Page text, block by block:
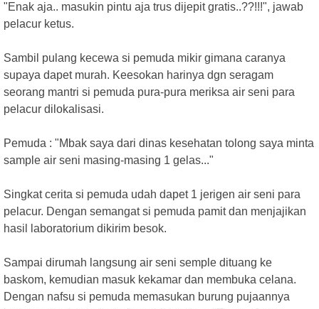
"Enak aja.. masukin pintu aja trus dijepit gratis..??!!!", jawab
pelacur ketus.
Sambil pulang kecewa si pemuda mikir gimana caranya
supaya dapet murah. Keesokan harinya dgn seragam
seorang mantri si pemuda pura-pura meriksa air seni para
pelacur dilokalisasi.
Pemuda : "Mbak saya dari dinas kesehatan tolong saya minta
sample air seni masing-masing 1 gelas..."
Singkat cerita si pemuda udah dapet 1 jerigen air seni para
pelacur. Dengan semangat si pemuda pamit dan menjajikan
hasil laboratorium dikirim besok.
Sampai dirumah langsung air seni semple dituang ke
baskom, kemudian masuk kekamar dan membuka celana.
Dengan nafsu si pemuda memasukan burung pujaannya